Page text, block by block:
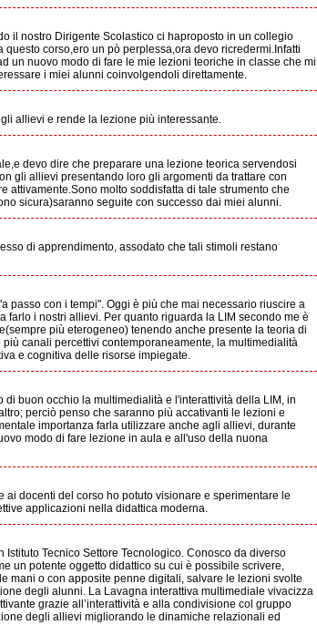
il nostro Dirigente Scolastico ci haproposto in un collegio
corso,ero un pò perplessa,ora devo ricredermi.Infatti
un nuovo modo di fare le mie lezioni teoriche in classe che mi
i miei alunni coinvolgendoli direttamente.
allievi e rende la lezione più interessante.
devo dire che preparare una lezione teorica servendosi
gli allievi presentando loro gli argomenti da trattare con
molto soddisfatta di tale strumento che
sicura)saranno seguite con successo dai miei alunni.
di apprendimento, assodato che tali stimoli restano
passo con i tempi". Oggi è più che mai necessario riuscire a
i nostri allievi. Per quanto riguarda la LIM secondo me è
più eterogeneo) tenendo anche presente la teoria di
canali percettivi contemporaneamente, la multimedialità
e cognitiva delle risorse impiegate.
di buon occhio la multimedialità e l'interattività della LIM, in
perciò penso che saranno più accativanti le lezioni e
importanza farla utilizzare anche agli allievi, durante
modo di fare lezione in aula e all'uso della nuona
docenti del corso ho potuto visionare e sperimentare le
applicazioni nella didattica moderna.
Tecnico Settore Tecnologico. Conosco da diverso
un potente oggetto didattico su cui è possibile scrivere,
mani o con apposite penne digitali, salvare le lezioni svolte
degli alunni. La Lavagna interattiva multimediale vivacizza
grazie all’interattività e alla condivisione col gruppo
degli allievi migliorando le dinamiche relazionali ed